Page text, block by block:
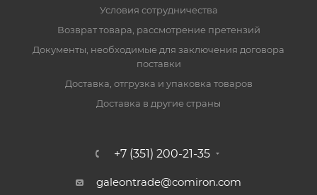
Условия сотрудничества
Возврат товара, рассмотрение претензий
Документы, необходимые для заключения договора
поставки
Доставка, отгрузка и упаковка товаров
Доставка в другие страны
+7 (351) 200-21-35
galeontrade@comiron.com